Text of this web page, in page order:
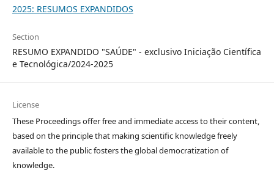
2025: RESUMOS EXPANDIDOS
Section
RESUMO EXPANDIDO "SAÚDE" - exclusivo Iniciação Científica
e Tecnológica/2024-2025
License
These Proceedings offer free and immediate access to their content,
based on the principle that making scientific knowledge freely
available to the public fosters the global democratization of
knowledge.